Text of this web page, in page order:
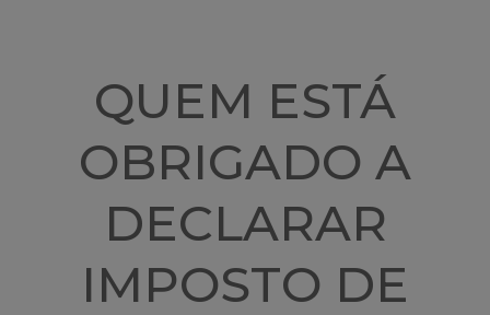
QUEM ESTÁ
OBRIGADO A
DECLARAR
IMPOSTO DE